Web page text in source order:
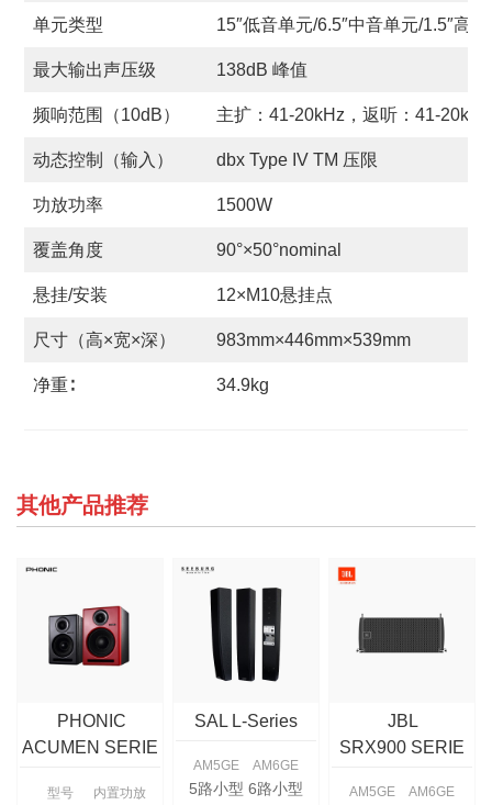
单元类型 15″低音单元/6.5″中音单元/1.5″高
最大输出声压级 138dB 峰值
频响范围（10dB） 主扩：41-20kHz，返听：41-20kHz
动态控制（输入） dbx Type IV TM 压限
功放功率 1500W
覆盖角度 90°×50°nominal
悬挂/安装 12×M10悬挂点
尺寸（高×宽×深） 983mm×446mm×539mm
净重∶ 34.9kg
其他产品推荐
PHONIC
ACUMEN SERIE
型号 内置功放
SAL L-Series
AM5GE
5路小型调音台
AM6GE
6路小型调音台
JBL
SRX900 SERIE
AM5GE AM6GE